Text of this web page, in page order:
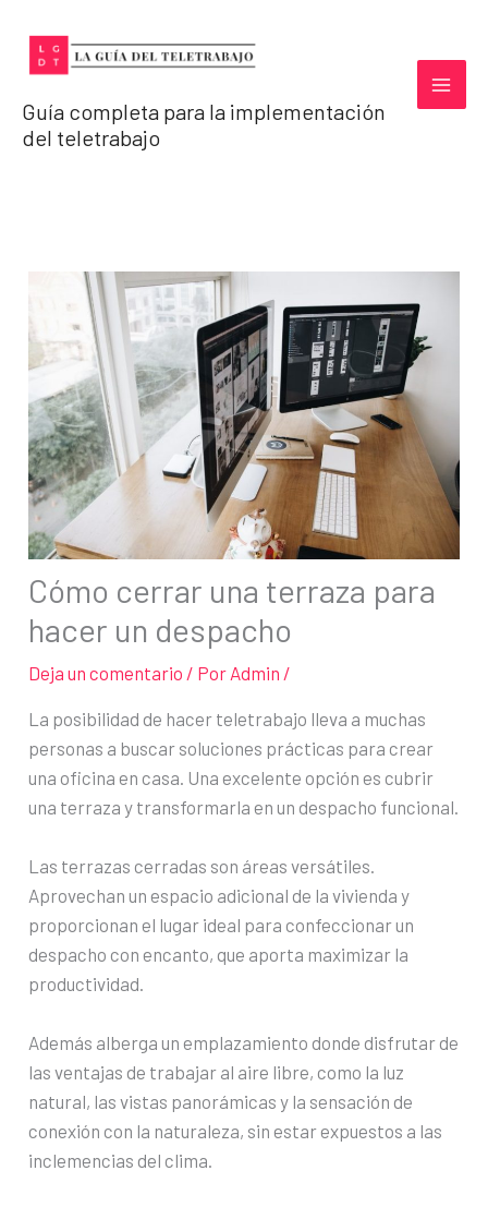
contenido
Guía completa para la implementación
del teletrabajo
Cómo cerrar una terraza para
hacer un despacho
Deja un comentario / Por Admin /
La posibilidad de hacer teletrabajo lleva a muchas
personas a buscar soluciones prácticas para crear
una oficina en casa. Una excelente opción es cubrir
una terraza y transformarla en un despacho funcional.
Las terrazas cerradas son áreas versátiles.
Aprovechan un espacio adicional de la vivienda y
proporcionan el lugar ideal para confeccionar un
despacho con encanto, que aporta maximizar la
productividad.
Además alberga un emplazamiento donde disfrutar de
las ventajas de trabajar al aire libre, como la luz
natural, las vistas panorámicas y la sensación de
conexión con la naturaleza, sin estar expuestos a las
inclemencias del clima.